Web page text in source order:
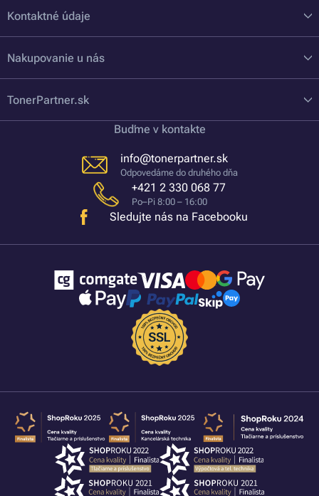
Kontaktné údaje
Nakupovanie u nás
TonerPartner.sk
Buďme v kontakte
info@tonerpartner.sk
Odpovedáme do druhého dňa
+421 2 330 068 77
Po–Pi 8:00 – 16:00
Sledujte nás na Facebooku